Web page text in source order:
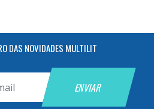
DAS NOVIDADES MULTILIT